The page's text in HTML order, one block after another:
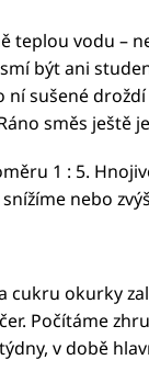
teplou vodu –
být ani
sušené
směs ještě
1 : 5.
nebo
cukru okurky
Počítáme
v době